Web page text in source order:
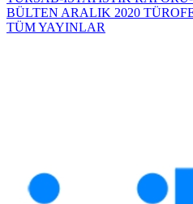
BÜLTEN ARALIK 2020
TÜM YAYINLAR